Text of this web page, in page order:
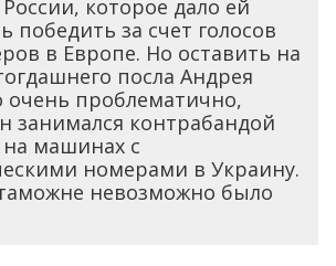
которое дало ей
победить за счет голосов
в Европе. Но оставить на
посла Андрея
очень проблематично,
занимался контрабандой
машинах с
номерами в Украину.
невозможно было